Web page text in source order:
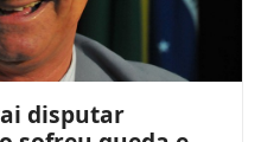
disputar